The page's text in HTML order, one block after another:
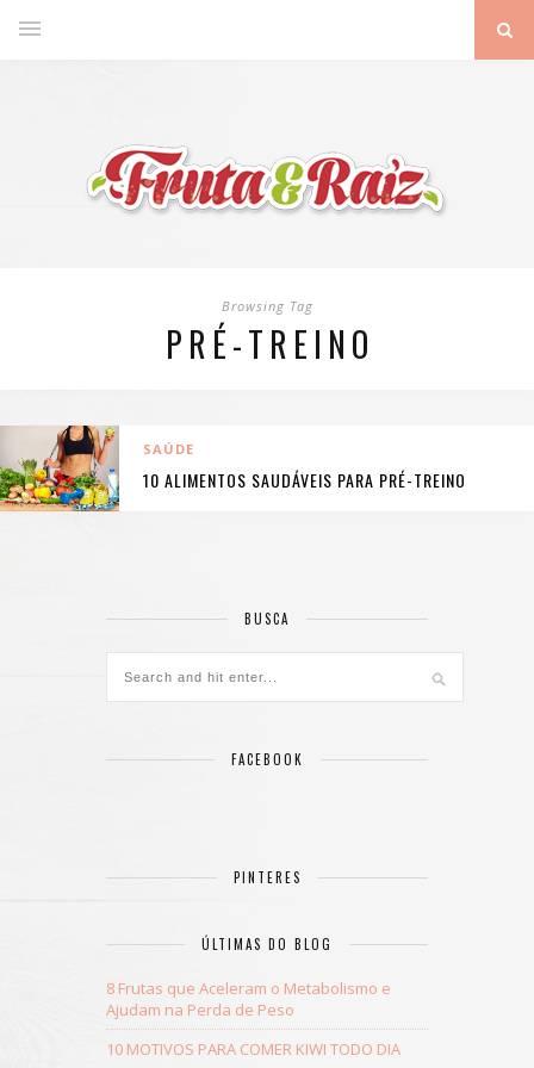
Browsing Tag
PRÉ-TREINO
SAÚDE
10 ALIMENTOS SAUDÁVEIS PARA PRÉ-TREINO
BUSCA
FACEBOOK
PINTERES
ÚLTIMAS DO BLOG
8 Frutas que Aceleram o Metabolismo e
Ajudam na Perda de Peso
10 MOTIVOS PARA COMER KIWI TODO DIA